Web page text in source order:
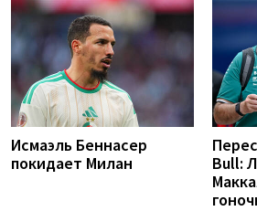
Исмаэль Беннасер
покидает Милан
Bull: